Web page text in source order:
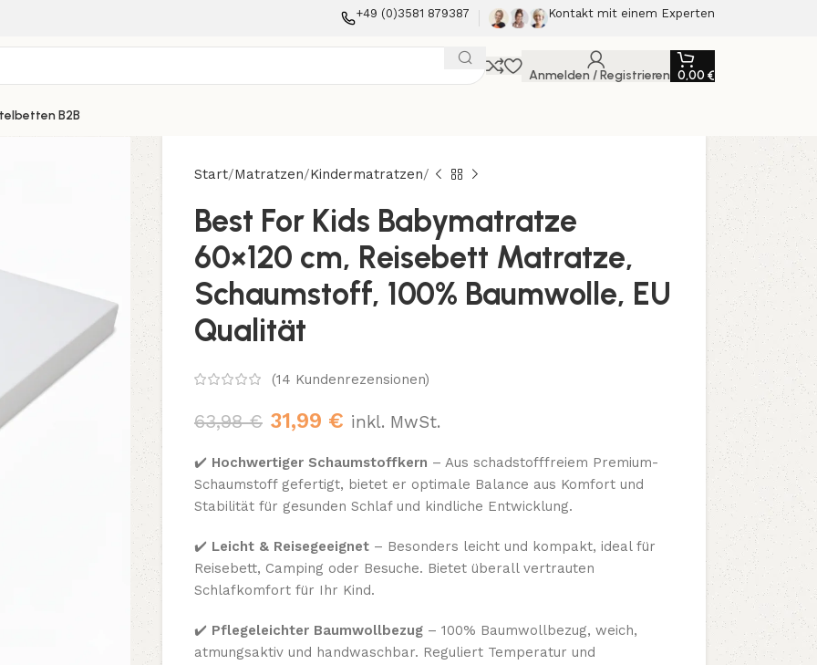
+49 (0)3581 879387 Kontakt mit einem Experten
Anmelden / Registrieren 0,00 €
B2B
Start Matratzen Kindermatratzen
Best For Kids Babymatratze
60×120 cm, Reisebett Matratze,
Schaumstoff, 100% Baumwolle, EU
Qualität
(14 Kundenrezensionen)
63,98€ 31,99 € inkl. MwSt.
✔️ Hochwertiger Schaumstoffkern – Aus schadstofffreiem Premium-
Schaumstoff gefertigt, bietet er optimale Balance aus Komfort und
Stabilität für gesunden Schlaf und kindliche Entwicklung.
✔️ Leicht & Reisegeeignet– Besonders leicht und kompakt, ideal für
Reisebett, Camping oder Besuche. Bietet überall vertrauten
Schlafkomfort für Ihr Kind.
✔️ Pflegeleichter Baumwollbezug– 100% Baumwollbezug, weich,
atmungsaktiv und handwaschbar. Reguliert Temperatur und